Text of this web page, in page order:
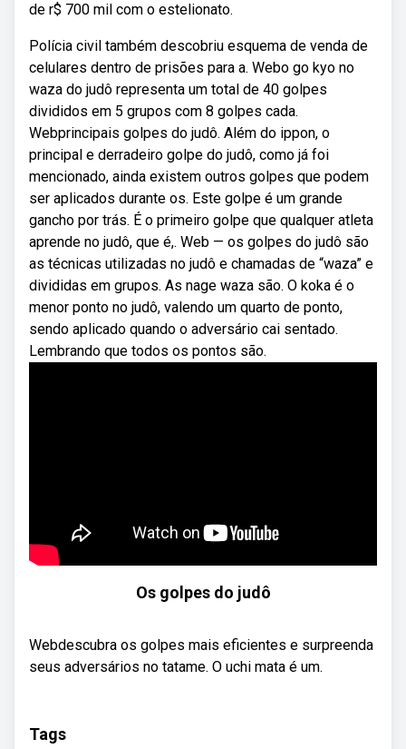
de r$ 700 mil com o estelionato.
Polícia civil também descobriu esquema de venda de
celulares dentro de prisões para a. Webo go kyo no
waza do judô representa um total de 40 golpes
divididos em 5 grupos com 8 golpes cada.
Webprincipais golpes do judô. Além do ippon, o
principal e derradeiro golpe do judô, como já foi
mencionado, ainda existem outros golpes que podem
ser aplicados durante os. Este golpe é um grande
gancho por trás. É o primeiro golpe que qualquer atleta
aprende no judô, que é,. Web — os golpes do judô são
as técnicas utilizadas no judô e chamadas de “waza” e
divididas em grupos. As nage waza são. O koka é o
menor ponto no judô, valendo um quarto de ponto,
sendo aplicado quando o adversário cai sentado.
Lembrando que todos os pontos são.
Os golpes do judô
Webdescubra os golpes mais eficientes e surpreenda
seus adversários no tatame. O uchi mata é um.
Tags